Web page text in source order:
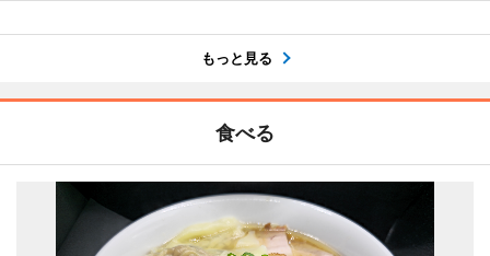
もっと見る
食べる